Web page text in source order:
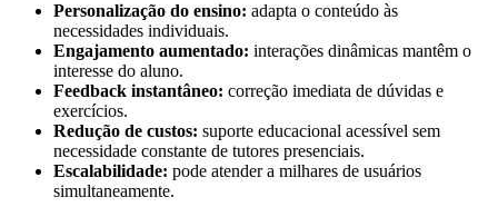
Personalização do ensino: adapta o conteúdo às
necessidades individuais.
Engajamento aumentado: interações dinâmicas mantêm o
interesse do aluno.
Feedback instantâneo: correção imediata de dúvidas e
exercícios.
Redução de custos: suporte educacional acessível sem
necessidade constante de tutores presenciais.
Escalabilidade: pode atender a milhares de usuários
simultaneamente.